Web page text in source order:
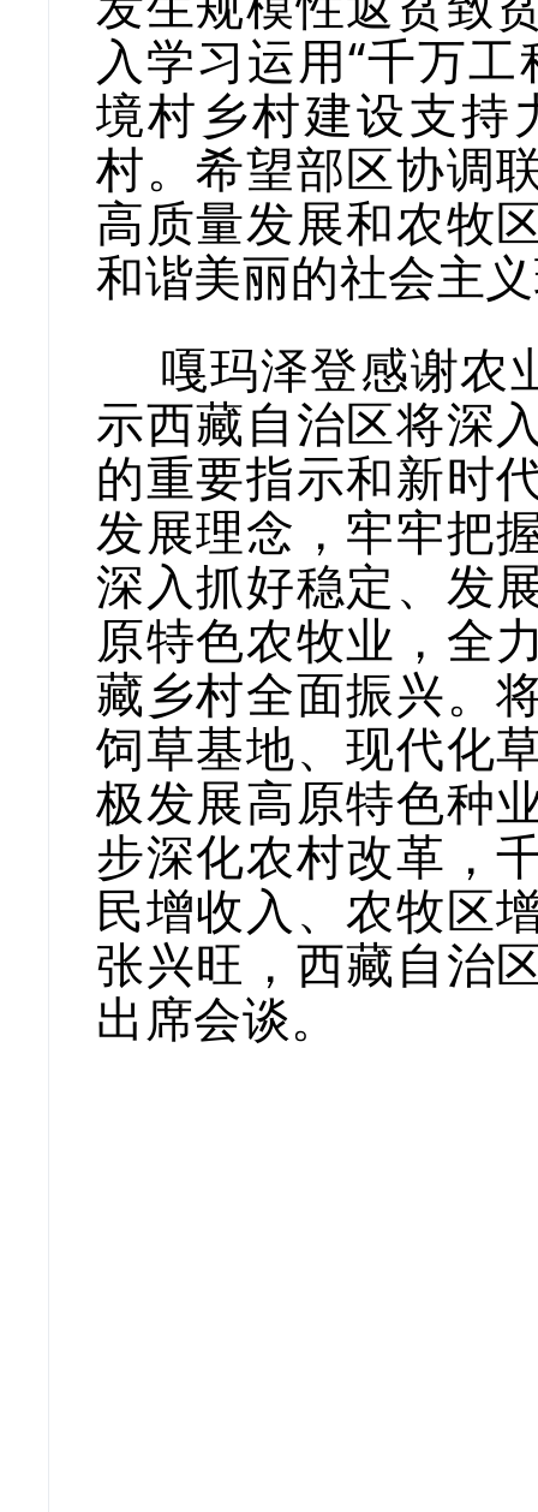
入学习运用“千万
境村乡村建设支持
村。希望部区协调
高质量发展和农牧
和谐美丽的社会主
嘎玛泽登感谢农
示西藏自治区将深
的重要指示和新时
发展理念，牢牢把
深入抓好稳定、发
原特色农牧业，全
藏乡村全面振兴。
饲草基地、现代化
极发展高原特色种
步深化农村改革，
民增收入、农牧区
张兴旺，西藏自治
出席会谈。